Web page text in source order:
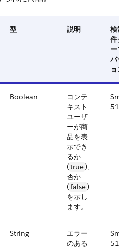
型 説明
検索
件グ
ープ
バー
ョン
Boolean
コンテ
キスト
ユーザ
ーが商
品を表
示でき
るか
(true)、
否か
(false)
を示し
ます。
51.0
String
エラー
のある
51.0